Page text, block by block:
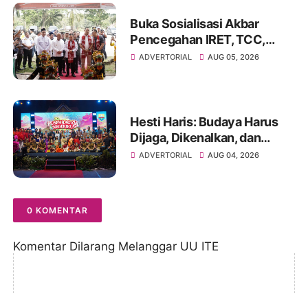
Buka Sosialisasi Akbar
Pencegahan IRET, TCC,
Perundungan, dan Bahaya
ADVERTORIAL AUG 05, 2026
Hesti Haris: Budaya Harus
Dijaga, Dikenalkan, dan
Diwariskan
ADVERTORIAL AUG 04, 2026
0 KOMENTAR
Komentar Dilarang Melanggar UU ITE